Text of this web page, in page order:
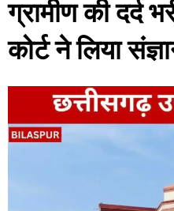
ग्रामीण की दर्द
कोर्ट ने लिया